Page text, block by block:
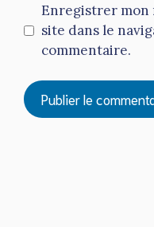
Enregistrer mon
site dans le
commentaire.